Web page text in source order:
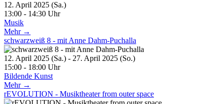
12. April 2025 (Sa.)
13:00 - 14:30 Uhr
Musik
Mehr →
schwarzweiß 8 - mit Anne Dahm-Puchalla
12. April 2025 (Sa.) - 27. April 2025 (So.)
15:00 - 18:00 Uhr
Bildende Kunst
Mehr →
rEVOLUTION - Musiktheater from outer space